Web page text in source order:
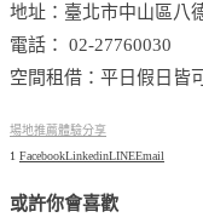
地址：臺北市中山區八
電話： 02-27760030
空間租借：平日假日皆
場地推薦體驗分享
1 FacebookLinkedinLINEEmail
或許你會喜歡